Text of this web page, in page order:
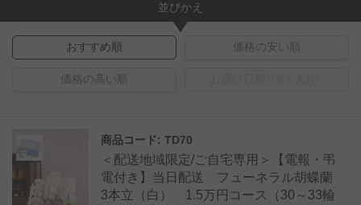
並びかえ
おすすめ順 価格の安い順
価格の高い順
商品コード: TD70
＜配送地域限定/ご自宅専用＞【電報・弔
電付き】当日配送 フューネラル胡蝶蘭
3本立（白） 1.5万円コース（30～33輪